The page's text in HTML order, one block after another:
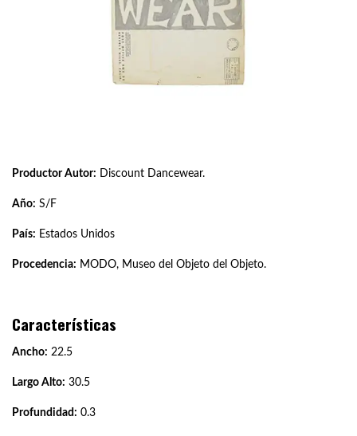
Productor Autor: Discount Dancewear.
Año: S/F
País: Estados Unidos
Procedencia: MODO, Museo del Objeto del Objeto.
Características
Ancho: 22.5
Largo Alto: 30.5
Profundidad: 0.3